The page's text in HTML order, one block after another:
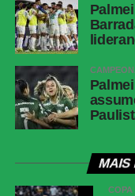
MAIS
COPA